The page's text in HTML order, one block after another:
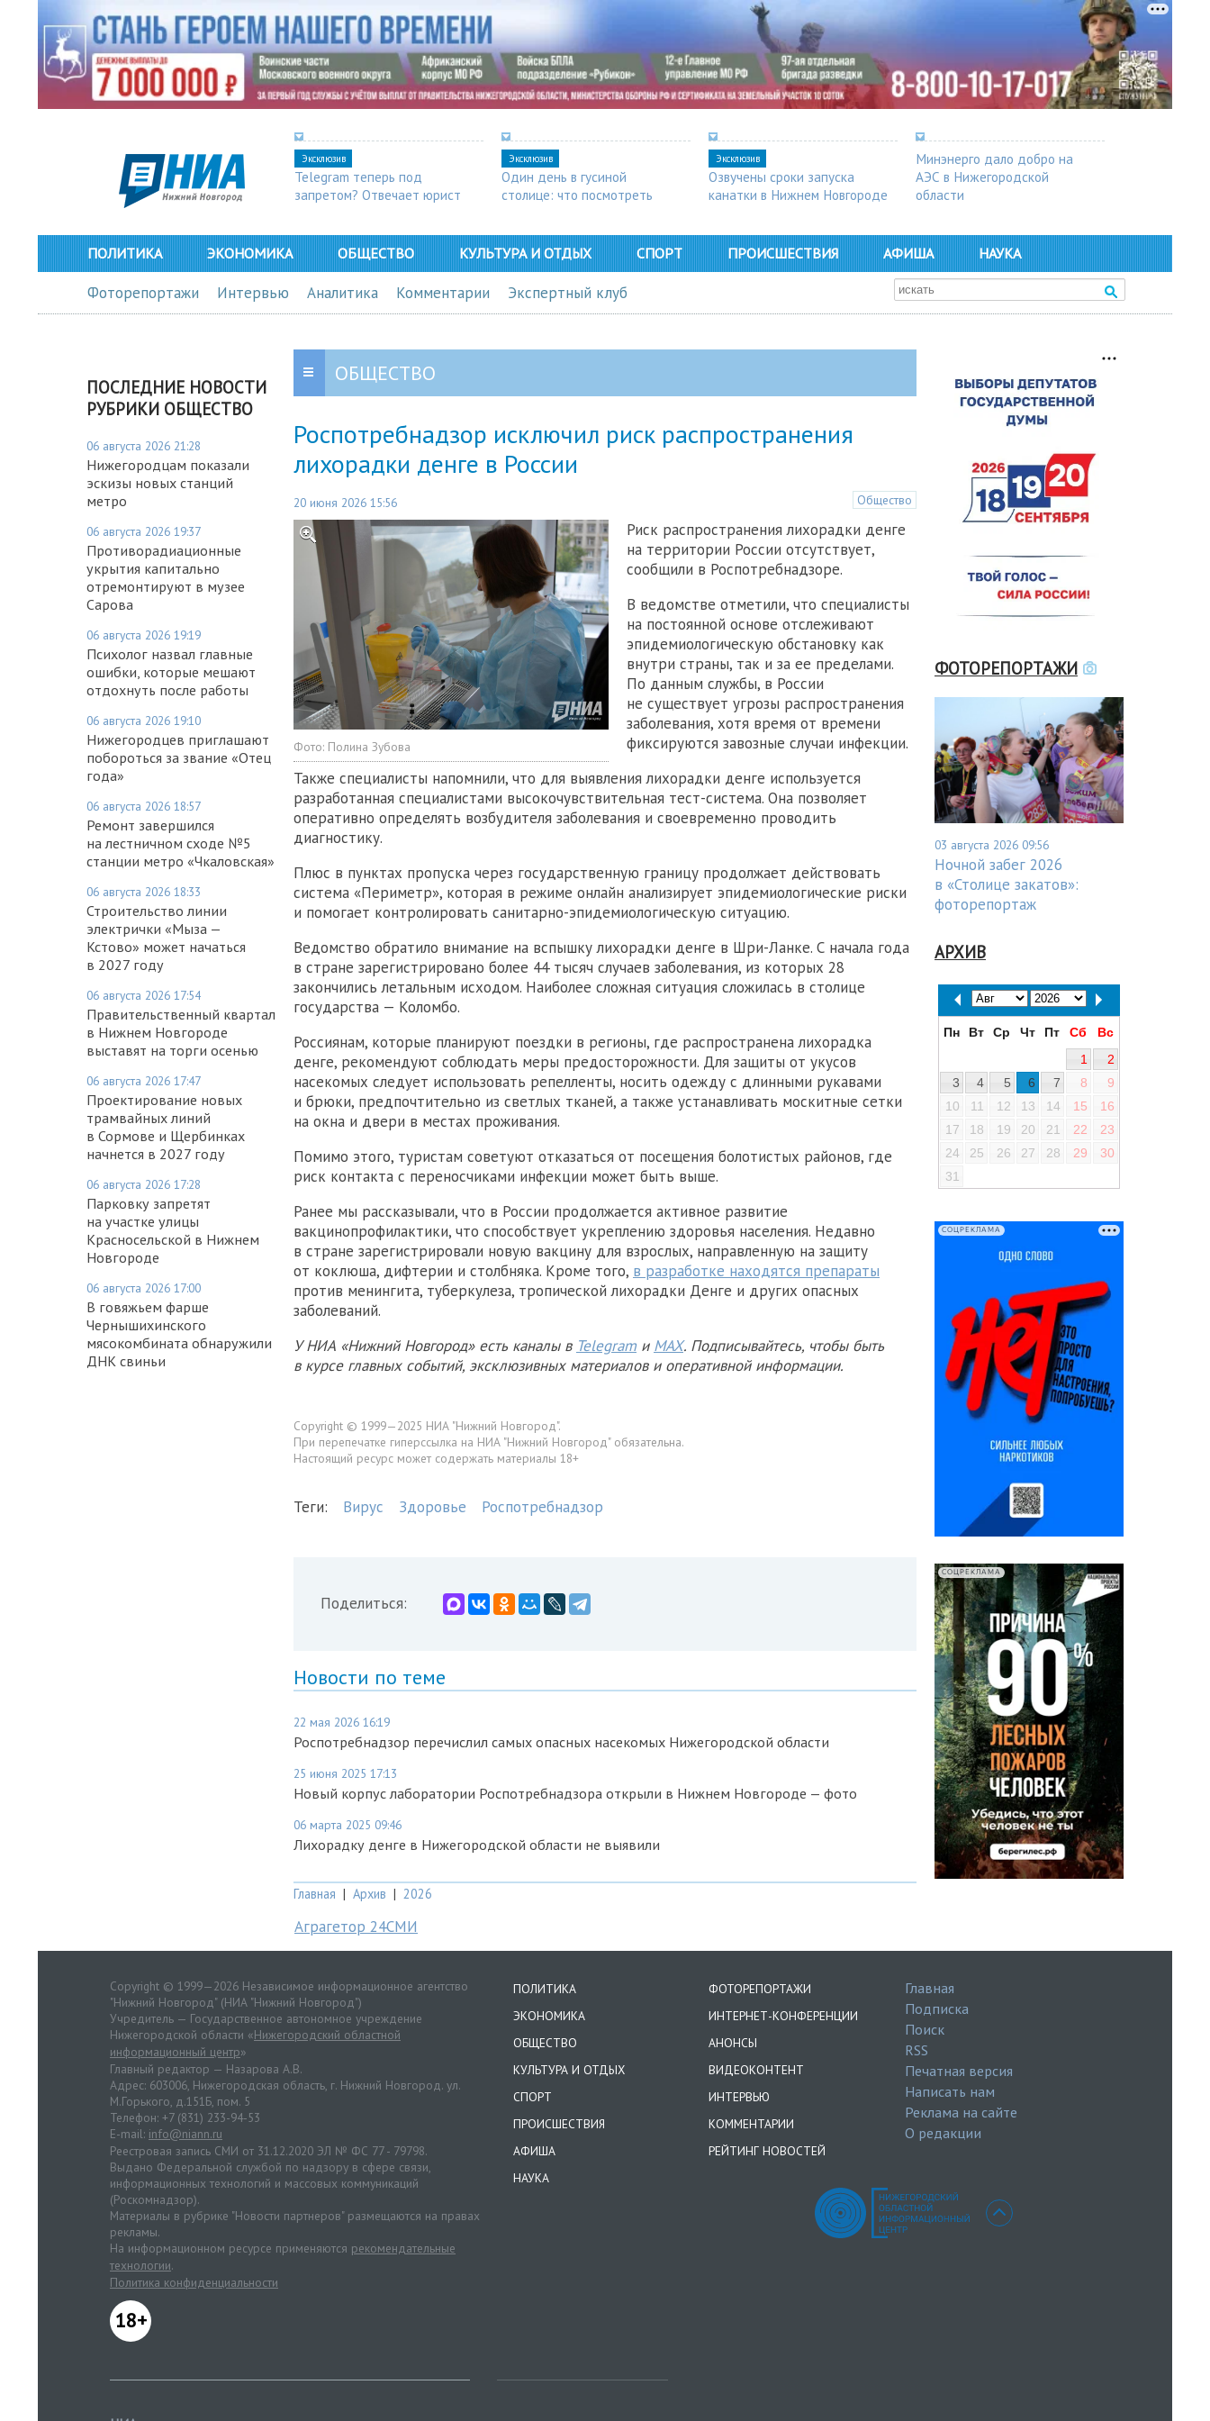
Эксклюзив
Telegram теперь под
запретом? Отвечает юрист
Эксклюзив
Один день в гусиной
столице: что посмотреть
Эксклюзив
Озвучены сроки запуска
канатки в Нижнем Новгороде
Минэнерго дало добро на
АЭС в Нижегородской
области
ПОЛИТИКА ЭКОНОМИКА ОБЩЕСТВО КУЛЬТУРА И ОТДЫХ СПОРТ ПРОИСШЕСТВИЯ АФИША НАУКА
Фоторепортажи Интервью Аналитика Комментарии Экспертный клуб
ПОСЛЕДНИЕ НОВОСТИ
РУБРИКИ ОБЩЕСТВО
06 августа 2026 21:28
Нижегородцам показали
эскизы новых станций
метро
06 августа 2026 19:37
Противорадиационные
укрытия капитально
отремонтируют в музее
Сарова
06 августа 2026 19:19
Психолог назвал главные
ошибки, которые мешают
отдохнуть после работы
06 августа 2026 19:10
Нижегородцев приглашают
побороться за звание «Отец
года»
06 августа 2026 18:57
Ремонт завершился
на лестничном сходе №5
станции метро «Чкаловская»
06 августа 2026 18:33
Строительство линии
электрички «Мыза —
Кстово» может начаться
в 2027 году
06 августа 2026 17:54
Правительственный квартал
в Нижнем Новгороде
выставят на торги осенью
06 августа 2026 17:47
Проектирование новых
трамвайных линий
в Сормове и Щербинках
начнется в 2027 году
06 августа 2026 17:28
Парковку запретят
на участке улицы
Красносельской в Нижнем
Новгороде
06 августа 2026 17:00
В говяжьем фарше
Чернышихинского
мясокомбината обнаружили
ДНК свиньи
ОБЩЕСТВО
Роспотребнадзор исключил риск распространения
лихорадки денге в России
20 июня 2026 15:56 Общество
Фото: Полина Зубова
Риск распространения лихорадки денге
на территории России отсутствует,
сообщили в Роспотребнадзоре.
В ведомстве отметили, что специалисты
на постоянной основе отслеживают
эпидемиологическую обстановку как
внутри страны, так и за ее пределами.
По данным службы, в России
не существует угрозы распространения
заболевания, хотя время от времени
фиксируются завозные случаи инфекции.
Также специалисты напомнили, что для выявления лихорадки денге используется
разработанная специалистами высокочувствительная тест-система. Она позволяет
оперативно определять возбудителя заболевания и своевременно проводить
диагностику.
Плюс в пунктах пропуска через государственную границу продолжает действовать
система «Периметр», которая в режиме онлайн анализирует эпидемиологические риски
и помогает контролировать санитарно-эпидемиологическую ситуацию.
Ведомство обратило внимание на вспышку лихорадки денге в Шри-Ланке. С начала года
в стране зарегистрировано более 44 тысяч случаев заболевания, из которых 28
закончились летальным исходом. Наиболее сложная ситуация сложилась в столице
государства — Коломбо.
Россиянам, которые планируют поездки в регионы, где распространена лихорадка
денге, рекомендуют соблюдать меры предосторожности. Для защиты от укусов
насекомых следует использовать репелленты, носить одежду с длинными рукавами
и брюки, предпочтительно из светлых тканей, а также устанавливать москитные сетки
на окна и двери в местах проживания.
Помимо этого, туристам советуют отказаться от посещения болотистых районов, где
риск контакта с переносчиками инфекции может быть выше.
Ранее мы рассказывали, что в России продолжается активное развитие
вакцинопрофилактики, что способствует укреплению здоровья населения. Недавно
в стране зарегистрировали новую вакцину для взрослых, направленную на защиту
от коклюша, дифтерии и столбняка. Кроме того, в разработке находятся препараты
против менингита, туберкулеза, тропической лихорадки Денге и других опасных
заболеваний.
У НИА «Нижний Новгород» есть каналы в Telegram и MAX. Подписывайтесь, чтобы быть
в курсе главных событий, эксклюзивных материалов и оперативной информации.
Copyright © 1999—2025 НИА "Нижний Новгород".
При перепечатке гиперссылка на НИА "Нижний Новгород" обязательна.
Настоящий ресурс может содержать материалы 18+
Теги: Вирус Здоровье Роспотребнадзор
Поделиться:
Новости по теме
22 мая 2026 16:19
Роспотребнадзор перечислил самых опасных насекомых Нижегородской области
25 июня 2025 17:13
Новый корпус лаборатории Роспотребнадзора открыли в Нижнем Новгороде — фото
06 марта 2025 09:46
Лихорадку денге в Нижегородской области не выявили
Главная | Архив | 2026
Аграгетор 24СМИ
ФОТОРЕПОРТАЖИ
03 августа 2026 09:56
Ночной забег 2026
в «Столице закатов»:
фоторепортаж
АРХИВ
Пн Вт Ср Чт Пт Сб
Вс
1
2
3
4 5 6 7 8
9
10
11 12 13 14 15
16
17
18 19 20 21 22
23
24
25 26 27 28 29
30
31
СОЦРЕКЛАМА
СОЦРЕКЛАМА
Copyright © 1999—2026 Независимое информационное агентство
"Нижний Новгород" (НИА "Нижний Новгород")
Учредитель — Государственное автономное учреждение
Нижегородской области «Нижегородский областной
информационный центр»
Главный редактор — Назарова А.В.
Адрес: 603006, Нижегородская область, г. Нижний Новгород. ул.
М.Горького, д.151Б, пом. 5
Телефон: +7 (831) 233-94-53
E-mail: info@niann.ru
Реестровая запись СМИ от 31.12.2020 ЭЛ № ФС 77 - 79798.
Выдано Федеральной службой по надзору в сфере связи,
информационных технологий и массовых коммуникаций
(Роскомнадзор).
Материалы в рубрике "Новости партнеров" размещаются на правах
рекламы.
На информационном ресурсе применяются рекомендательные
технологии.
Политика конфиденциальности
18+
ПОЛИТИКА
ЭКОНОМИКА
ОБЩЕСТВО
КУЛЬТУРА И ОТДЫХ
СПОРТ
ПРОИСШЕСТВИЯ
АФИША
НАУКА
ФОТОРЕПОРТАЖИ
ИНТЕРНЕТ-КОНФЕРЕНЦИИ
АНОНСЫ
ВИДЕОКОНТЕНТ
ИНТЕРВЬЮ
КОММЕНТАРИИ
РЕЙТИНГ НОВОСТЕЙ
Главная
Подписка
Поиск
RSS
Печатная версия
Написать нам
Реклама на сайте
О редакции